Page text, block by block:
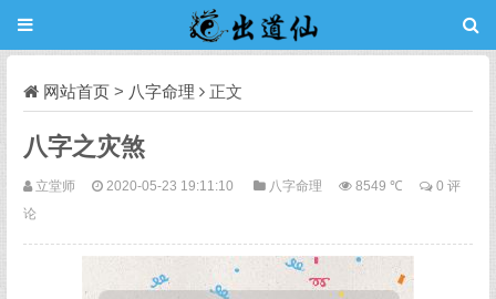
网站首页 > 八字命理 正文
八字之灾煞
立堂师 2020-05-23 19:11:10 八字命理 8549 ℃
0 评
论